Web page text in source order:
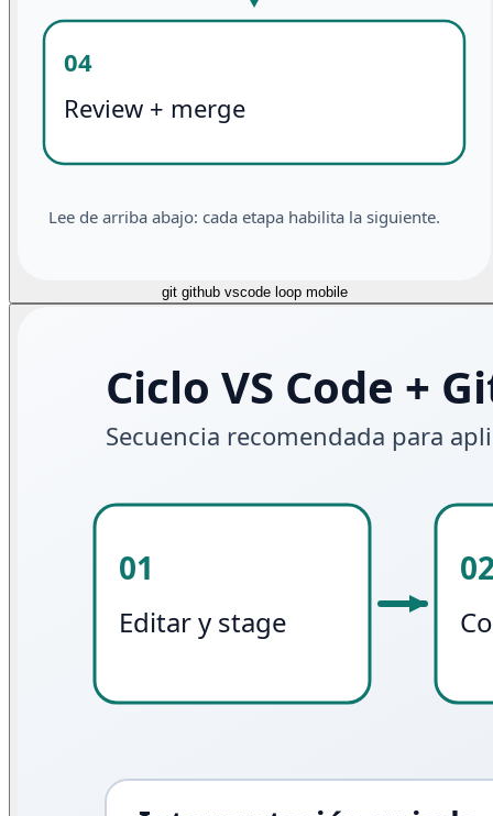
git github vscode loop mobile